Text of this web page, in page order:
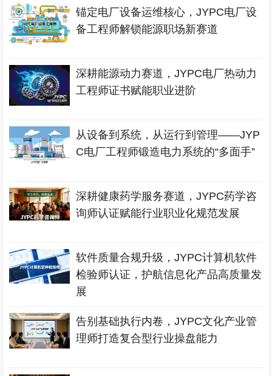
锚定电厂设备运维核心，JYPC电厂设
备工程师解锁能源职场新赛道
深耕能源动力赛道，JYPC电厂热动力
工程师证书赋能职业进阶
从设备到系统，从运行到管理——JYP
C电厂工程师锻造电力系统的“多面手”
深耕健康药学服务赛道，JYPC药学咨
询师认证赋能行业职业化规范发展
软件质量合规升级，JYPC计算机软件
检验师认证，护航信息化产品高质量发
展
告别基础执行内卷，JYPC文化产业管
理师打造复合型行业操盘能力